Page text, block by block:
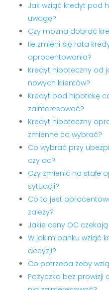
Jak wziąć kredyt pod
uwagę?
Czy można dobrać
Ile zmieni się rata
oprocentowania?
Kredyt hipoteczny od
nowych klientów?
Kredyt pod hipotekę
zainteresować?
Kredyt hipoteczny
zmienne co wybrać?
Co wybrać przy
czy ac?
Czy zmienić na stałe
sytuacji?
Co to jest
zależy?
Jakie ceny OC
W jakim banku wziąć
decyzji?
Co potrzeba żeby
Pożyczka bez prowizji